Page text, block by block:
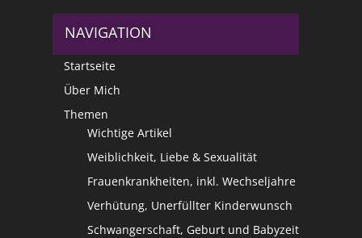
NAVIGATION
Startseite
Über Mich
Themen
Wichtige Artikel
Weiblichkeit, Liebe & Sexualität
Frauenkrankheiten, inkl. Wechseljahre
Verhütung, Unerfüllter Kinderwunsch
Schwangerschaft, Geburt und Babyzeit